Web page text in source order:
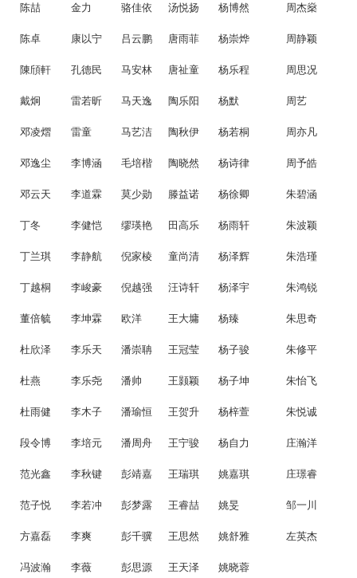
陈喆 金力 骆佳依 汤悦扬 杨博然 周杰燊
陈卓 康以宁 吕云鹏 唐雨菲 杨崇烨 周静颖
陳頎軒 孔德民 马安林 唐祉童 杨乐程 周思况
戴炯 雷若昕 马天逸 陶乐阳 杨默 周艺
邓凌熠 雷童 马艺洁 陶秋伊 杨若桐 周亦凡
邓逸尘 李博涵 毛培楷 陶晓然 杨诗律 周予皓
邓云天 李道霖 莫少勋 滕益诺 杨徐卿 朱碧涵
丁冬 李健恺 缪瑛艳 田高乐 杨雨轩 朱波颖
丁兰琪 李静航 倪家棱 童尚清 杨泽辉 朱浩瑾
丁越桐 李峻豪 倪越强 汪诗轩 杨泽宇 朱鸿锐
董倍毓 李坤霖 欧洋 王大墉 杨臻 朱思奇
杜欣泽 李乐天 潘崇聃 王冠莹 杨子骏 朱修平
杜燕 李乐尧 潘帅 王颢颖 杨子坤 朱怡飞
杜雨健 李木子 潘瑜恒 王贺升 杨梓萱 朱悦诚
段令博 李培元 潘周舟 王宁骏 杨自力 庄瀚洋
范光鑫 李秋键 彭靖嘉 王瑞琪 姚嘉琪 庄璟睿
范子悦 李若冲 彭梦露 王睿喆 姚旻 邹一川
方嘉磊 李爽 彭千骥 王思然 姚舒雅 左英杰
冯波瀚 李薇 彭思源 王天泽 姚晓蓉